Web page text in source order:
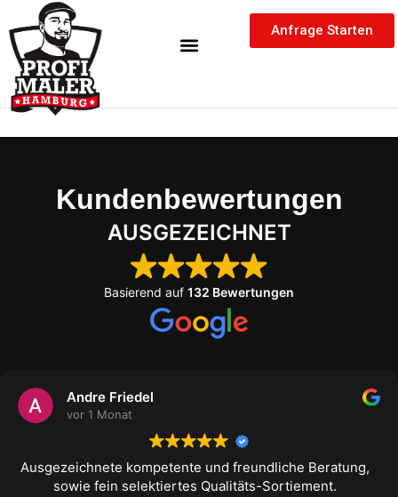
springen
Inhalt
springen
Anfrage Starten
Kundenbewertungen
AUSGEZEICHNET
Basierend auf 132 Bewertungen
und freundliche Beratung,
Qualitäts-Sortiement.
Markus
Habe eine stark
kernsanieren